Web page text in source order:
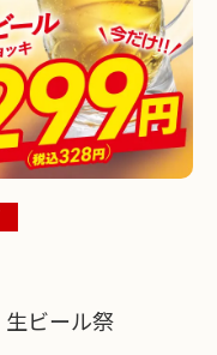
ビール祭